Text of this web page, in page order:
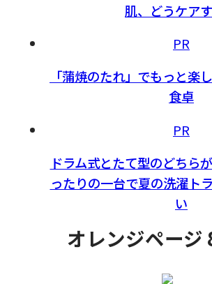
肌、どうケア
PR
「蒲焼のたれ」でもっと楽
食卓
PR
ドラム式とたて型のどちら
ったりの一台で夏の洗濯ト
い
オレンジページ